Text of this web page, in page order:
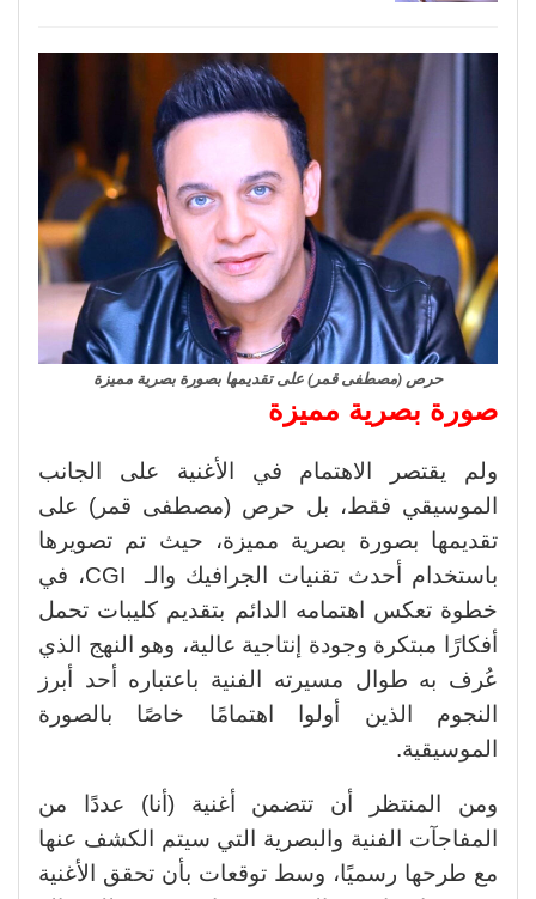
حرص (مصطفى قمر) على تقديمها بصورة بصرية مميزة
صورة بصرية مميزة
ولم يقتصر الاهتمام في الأغنية على الجانب
الموسيقي فقط، بل حرص (مصطفى قمر) على
تقديمها بصورة بصرية مميزة، حيث تم تصويرها
باستخدام أحدث تقنيات الجرافيك والـ CGI، في
خطوة تعكس اهتمامه الدائم بتقديم كليبات تحمل
أفكارًا مبتكرة وجودة إنتاجية عالية، وهو النهج الذي
عُرف به طوال مسيرته الفنية باعتباره أحد أبرز
النجوم الذين أولوا اهتمامًا خاصًا بالصورة
الموسيقية.
ومن المنتظر أن تتضمن أغنية (أنا) عددًا من
المفاجآت الفنية والبصرية التي سيتم الكشف عنها
مع طرحها رسميًا، وسط توقعات بأن تحقق الأغنية